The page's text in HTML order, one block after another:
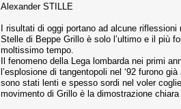
Alexander STILLE
I risultati di oggi portano ad alcune
Stelle di Beppe Grillo è solo l’ultimo e il più
moltissimo tempo.
Il fenomeno della Lega lombarda nei primi
l’esplosione di tangentopoli nel ‘92 furono
sono stati lenti e spesso sordi nel voler
movimento di Grillo è la dimostrazione